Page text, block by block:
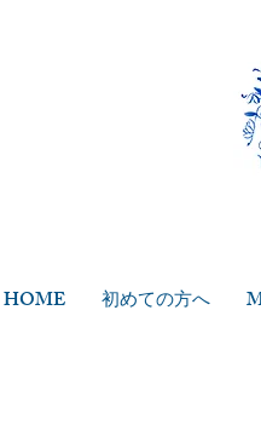
HOME 初めての方へ